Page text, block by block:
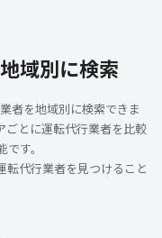
域別に検索
者を地域別に検索できま
ごとに運転代行業者を比較
す。
転代行業者を見つけること